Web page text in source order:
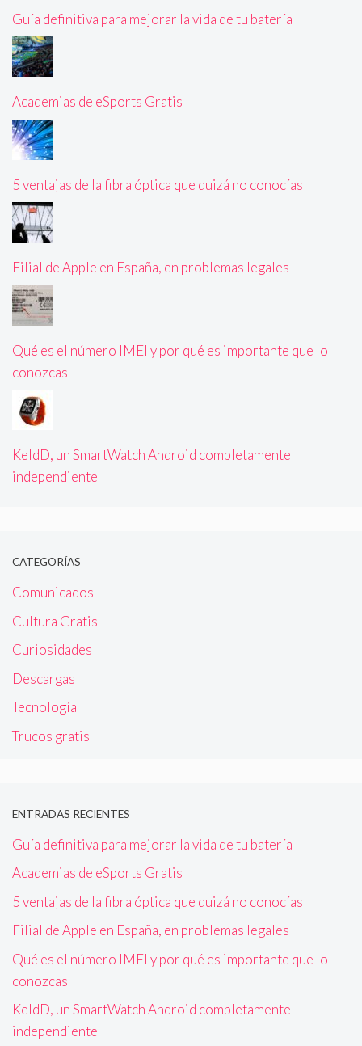
Guía definitiva para mejorar la vida de tu batería
Academias de eSports Gratis
5 ventajas de la fibra óptica que quizá no conocías
Filial de Apple en España, en problemas legales
Qué es el número IMEI y por qué es importante que lo
conozcas
KeldD, un SmartWatch Android completamente
independiente
CATEGORÍAS
Comunicados
Cultura Gratis
Curiosidades
Descargas
Tecnología
Trucos gratis
ENTRADAS RECIENTES
Guía definitiva para mejorar la vida de tu batería
Academias de eSports Gratis
5 ventajas de la fibra óptica que quizá no conocías
Filial de Apple en España, en problemas legales
Qué es el número IMEI y por qué es importante que lo
conozcas
KeldD, un SmartWatch Android completamente
independiente